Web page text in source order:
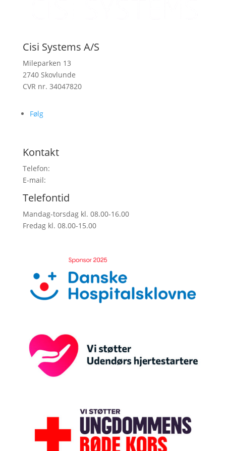
Cisi Systems A/S
Mileparken 13
2740 Skovlunde
CVR nr. 34047820
Følg
Kontakt
Telefon:
E-mail:
Telefontid
Mandag-torsdag kl. 08.00-16.00
Fredag kl. 08.00-15.00